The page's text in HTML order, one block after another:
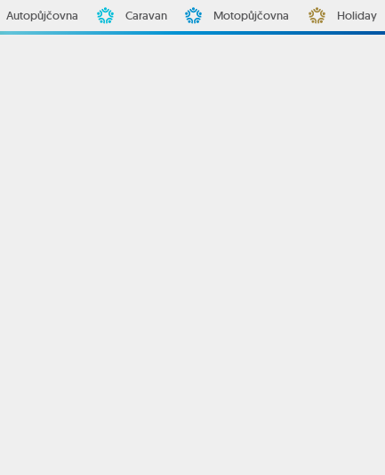
Autopůjčovna Caravan Motopůjčovna Holiday